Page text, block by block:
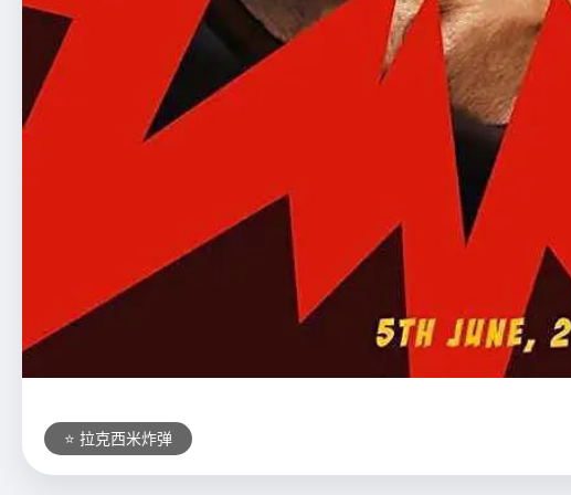
⭐ 拉克西米炸弹